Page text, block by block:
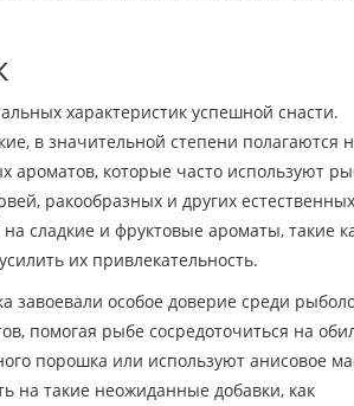
характеристик успешной снасти.
в значительной степени полагаются
которые часто используют
ракообразных и других естественных
сладкие и фруктовые ароматы, такие
их привлекательность.
завоевали особое доверие среди
помогая рыбе сосредоточиться на
порошка или используют анисовое
на такие неожиданные добавки, как